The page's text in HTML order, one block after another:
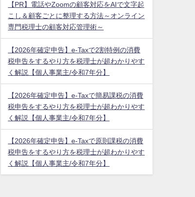
【PR】電話やZoomの顧客対応をAIで文字起
こし＆顧客ごとに整理する方法～オンライン
専門税理士の顧客対応管理術～
【2026年確定申告】e-Taxで2割特例の消費
税申告をするやり方を税理士が超わかりやす
く解説【個人事業主/令和7年分】
【2026年確定申告】e-Taxで簡易課税の消費
税申告をするやり方を税理士が超わかりやす
く解説【個人事業主/令和7年分】
【2026年確定申告】e-Taxで原則課税の消費
税申告をするやり方を税理士が超わかりやす
く解説【個人事業主/令和7年分】